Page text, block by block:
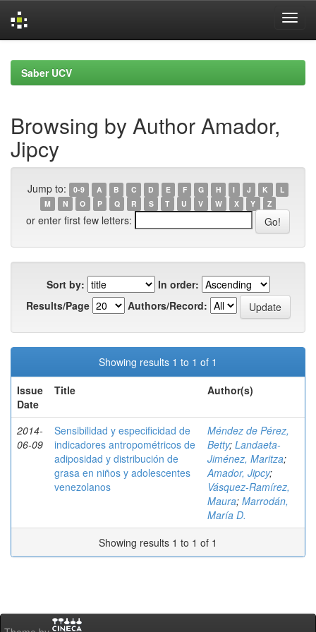
navigationSaber UCV
Browsing by Author Amador,
Jipcy
Jump to: 0-9 A B C D E F G H I J K
L
M
N O P Q R S T U V W X Y Z
or enter first few letters:
Sort by:
In order:
Results/Page
Authors/Record:
Showing results 1 to 1 of 1
Issue
Date
Title Author(s)
2014-
06-09
Sensibilidad y especificidad de
indicadores antropométricos de
adiposidad y distribución de
grasa en niños y adolescentes
venezolanos
Méndez de Pérez,
Betty; Landaeta-
Jiménez, Maritza;
Amador, Jipcy;
Vásquez-Ramírez,
Maura; Marrodán,
María D.
Showing results 1 to 1 of 1